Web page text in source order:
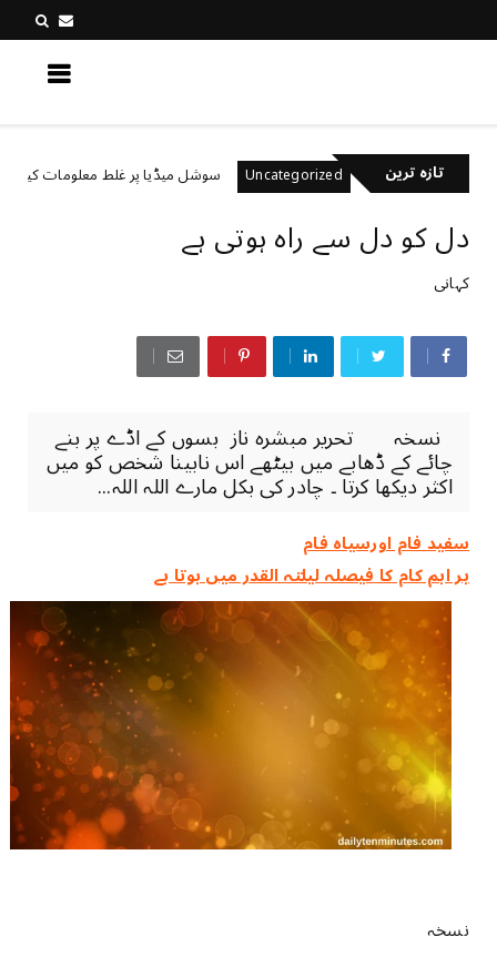
تازہ ترینہیں؟ Uncategorized سوشل میڈیا پر غلط معلومات کیسے
دل کو دل سے راہ ہوتی ہے
کہانی
نسخہ تحریر مبشرہ ناز بسوں کے اڈے پر بنے
چائے کے ڈھابے میں بیٹھے اس نابینا شخص کو میں
اکثر دیکھا کرتا ۔ چادر کی بکل مارے اللہ اللہ...
سفید فام اورسیاہ فام
ہر اہم کام کا فیصلہ ‏لیلتہ القدر ‏میں ‏ہوتا ‏ہے
نسخہ